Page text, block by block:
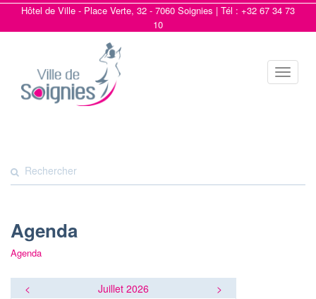
Hôtel de Ville - Place Verte, 32 - 7060 Soignies | Tél : +32 67 34 73
10
Toggle
Agenda
Agenda
< Juillet 2026
>